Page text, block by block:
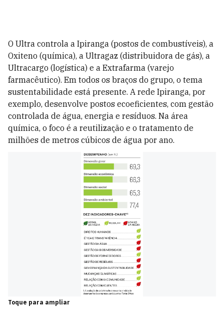
O Ultra controla a Ipiranga (postos de combustíveis), a
Oxiteno (química), a Ultragaz (distribuidora de gás), a
Ultracargo (logística) e a Extrafarma (varejo
farmacêutico). Em todos os braços do grupo, o tema
sustentabilidade está presente. A rede Ipiranga, por
exemplo, desenvolve postos ecoeficientes, com gestão
controlada de água, energia e resíduos. Na área
química, o foco é a reutilização e o tratamento de
milhões de metros cúbicos de água por ano.
Toque para ampliar